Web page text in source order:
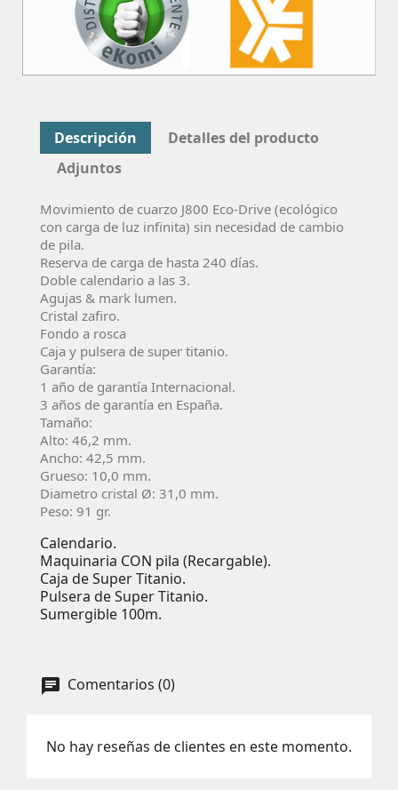
Descripción
Detalles del producto
Adjuntos
Movimiento de cuarzo J800 Eco-Drive (ecológico
con carga de luz infinita) sin necesidad de cambio
de pila.
Reserva de carga de hasta 240 días.
Doble calendario a las 3.
Agujas & mark lumen.
Cristal zafiro.
Fondo a rosca
Caja y pulsera de super titanio.
Garantía:
1 año de garantía Internacional.
3 años de garantía en España.
Tamaño:
Alto: 46,2 mm.
Ancho: 42,5 mm.
Grueso: 10,0 mm.
Diametro cristal Ø: 31,0 mm.
Peso: 91 gr.
Calendario.
Maquinaria CON pila (Recargable).
Caja de Super Titanio.
Pulsera de Super Titanio.
Sumergible 100m.
Comentarios (0)
No hay reseñas de clientes en este momento.